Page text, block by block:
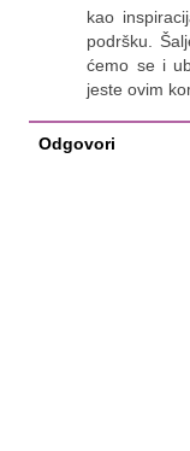
kao
podršku.
ćemo se i
jeste ovim
Odgovori